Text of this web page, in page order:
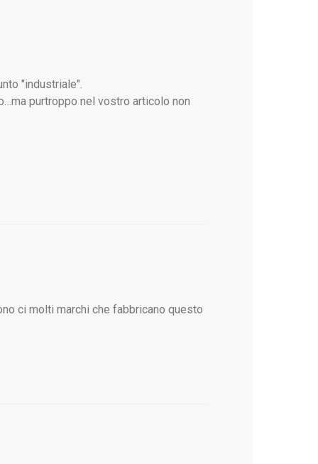
"industriale".
purtroppo nel vostro articolo non
ci molti marchi che fabbricano questo